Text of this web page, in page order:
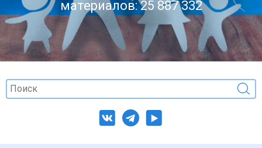
материалов: 25 887 332